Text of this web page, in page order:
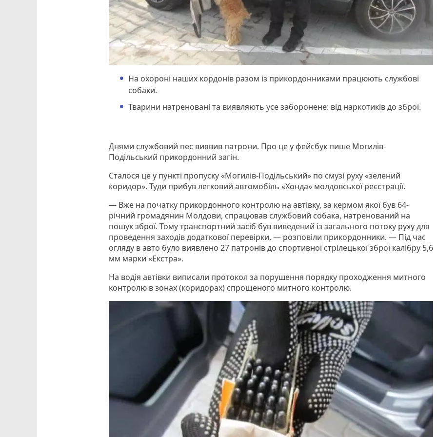
На охороні наших кордонів разом із прикордонниками працюють службові
собаки.
Тварини натреновані та виявляють усе заборонене: від наркотиків до зброї.
Днями службовий пес виявив патрони. Про це у фейсбук пише Могилів-
Подільський прикордонний загін.
Сталося це у пункті пропуску «Могилів-Подільський» по смузі руху «зелений
коридор». Туди прибув легковий автомобіль «Хонда» молдовської реєстрації.
— Вже на початку прикордонного контролю на автівку, за кермом якої був 64-
річний громадянин Молдови, спрацював службовий собака, натренований на
пошук зброї. Тому транспортний засіб був виведений із загального потоку руху для
проведення заходів додаткової перевірки, — розповіли прикордонники. — Під час
огляду в авто було виявлено 27 патронів до спортивної стрілецької зброї калібру 5,6
мм марки «Екстра».
На водія автівки виписали протокол за порушення порядку проходження митного
контролю в зонах (коридорах) спрощеного митного контролю.